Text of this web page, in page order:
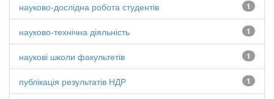
1
науково-дослідна робота студентів
1
науково-технічна діяльність
1
наукові школи факультетів
1
публікація результатів НДР